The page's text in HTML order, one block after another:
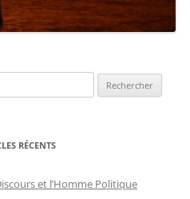
RÉCENTS
et l’Homme Politique